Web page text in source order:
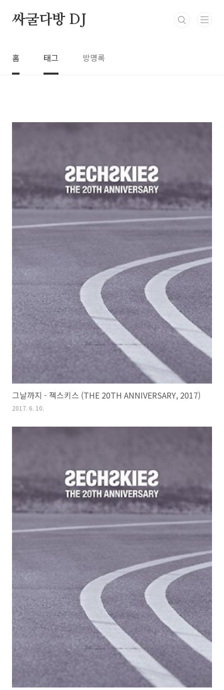
싸굴다방 DJ
홈 태그 방명록
그날까지 - 젝스키스 (THE 20TH ANNIVERSARY, 2017)
2017. 6. 10.